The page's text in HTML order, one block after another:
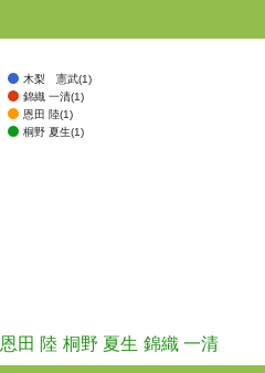
木梨 憲武(1)
錦織 一清(1)
恩田 陸(1)
桐野 夏生(1)
恩田 陸 桐野 夏生 錦織 一清